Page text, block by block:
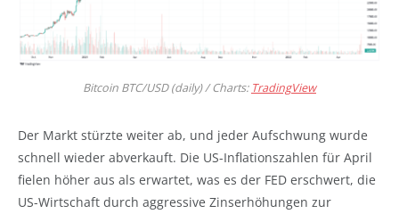
Bitcoin BTC/USD (daily) / Charts: TradingView
Der Markt stürzte weiter ab, und jeder Aufschwung wurde
schnell wieder abverkauft. Die US-Inflationszahlen für April
fielen höher aus als erwartet, was es der FED erschwert, die
US-Wirtschaft durch aggressive Zinserhöhungen zur